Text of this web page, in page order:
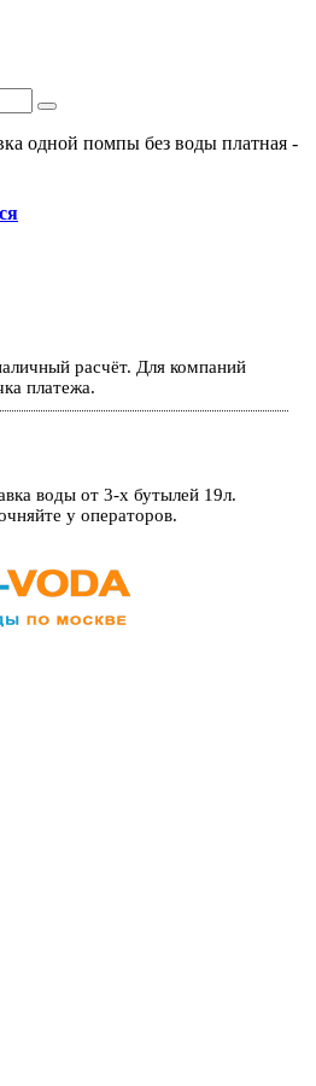
одной помпы без воды платная -
расчёт. Для компаний
платежа.
воды от 3-х бутылей 19л.
у операторов.